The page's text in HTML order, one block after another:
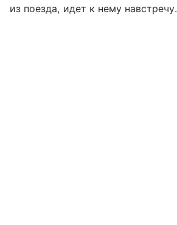
из поезда, идет к нему навстречу.